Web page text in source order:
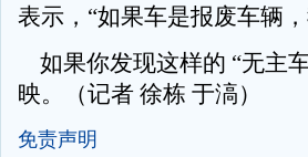
表示，“如果车是报废车辆
如果你发现这样的 “无主
映。（记者 徐栋 于滈）
免责声明